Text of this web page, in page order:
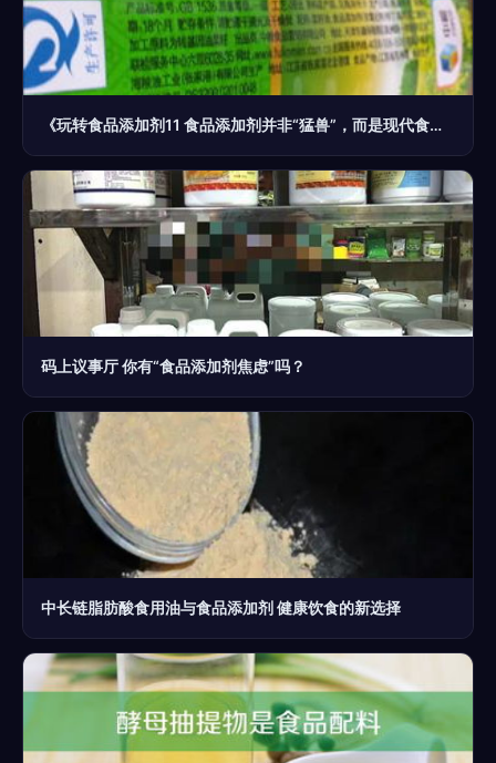
《玩转食品添加剂11 食品添加剂并非“猛兽”，而是现代食品工业的安全卫士》
码上议事厅 你有“食品添加剂焦虑”吗？
中长链脂肪酸食用油与食品添加剂 健康饮食的新选择